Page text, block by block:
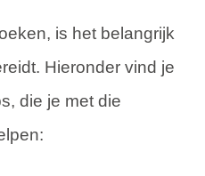
is het belangrijk
Hieronder vind je
die je met die